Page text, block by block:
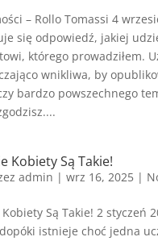
– Rollo Tomassi 4
się odpowiedź, jakiej
którego prowadziłem.
wnikliwa, by
bardzo powszechnego
Kobiety Są Takie!
admin | wrz 16, 2025|
Są Takie! 2 styczeń
istnieje choć jedna